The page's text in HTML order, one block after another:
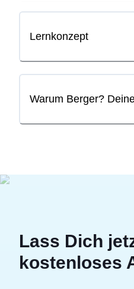
Lernkonzept
Warum Berger?
Lass Dich
kostenloses